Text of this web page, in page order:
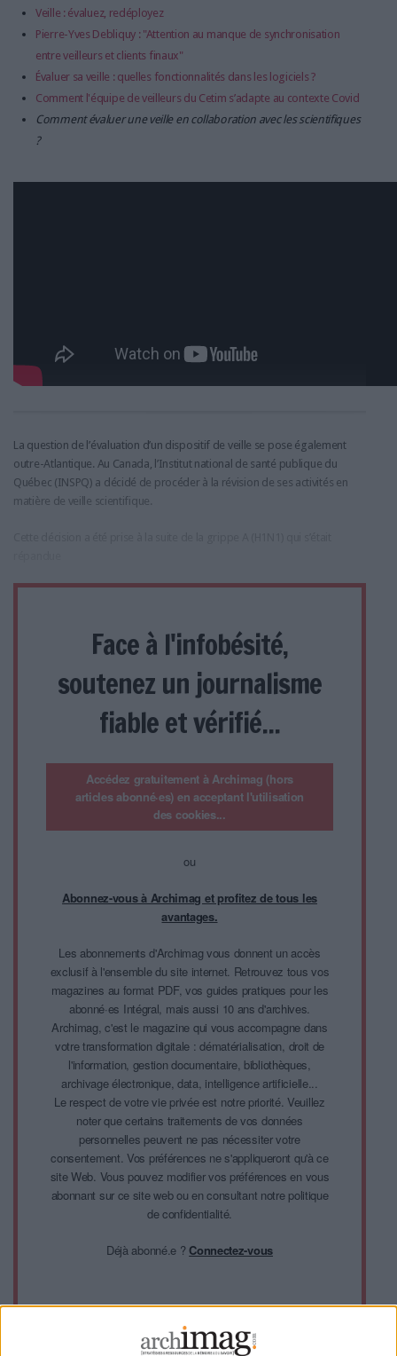
Veille : évaluez, redéployez
Pierre-Yves Debliquy : "Attention au manque de synchronisation
entre veilleurs et clients finaux"
Évaluer sa veille : quelles fonctionnalités dans les logiciels ?
Comment l'équipe de veilleurs du Cetim s’adapte au contexte Covid
Comment évaluer une veille en collaboration avec les scientifiques
?
La question de l’évaluation d’un dispositif de veille se pose également
outre-Atlantique. Au Canada, l’Institut national de santé publique du
Québec (INSPQ) a décidé de procéder à la révision de ses activités en
matière de veille scientifique.
Face à l'infobésité,
soutenez un journalisme
fiable et vérifié...
Accédez gratuitement à Archimag (hors
articles abonné·es) en acceptant l'utilisation
des cookies...
ou
Abonnez-vous à Archimag et profitez de tous les
avantages.
Les abonnements d'Archimag vous donnent un accès
exclusif à l'ensemble du site internet. Retrouvez tous vos
magazines au format PDF, vos guides pratiques pour les
abonné·es Intégral, mais aussi 10 ans d'archives.
Archimag, c'est le magazine qui vous accompagne dans
votre transformation digitale : dématérialisation, droit de
l'information, gestion documentaire, bibliothèques,
archivage électronique, data, intelligence artificielle...
Le respect de votre vie privée est notre priorité. Veuillez
noter que certains traitements de vos données
personnelles peuvent ne pas nécessiter votre
consentement. Vos préférences ne s'appliqueront qu'à ce
site Web. Vous pouvez modifier vos préférences en vous
abonnant sur ce site web ou en consultant notre politique
de confidentialité.
Déjà abonné.e ?Connectez-vous